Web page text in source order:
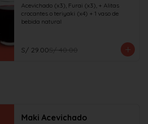
Acevichado (x3), Furai (x3), + Alitas
crocantes o teriyaki (x4) + 1 vaso de
bebida natural
S/ 29.00S/ 40.00
Maki Acevichado